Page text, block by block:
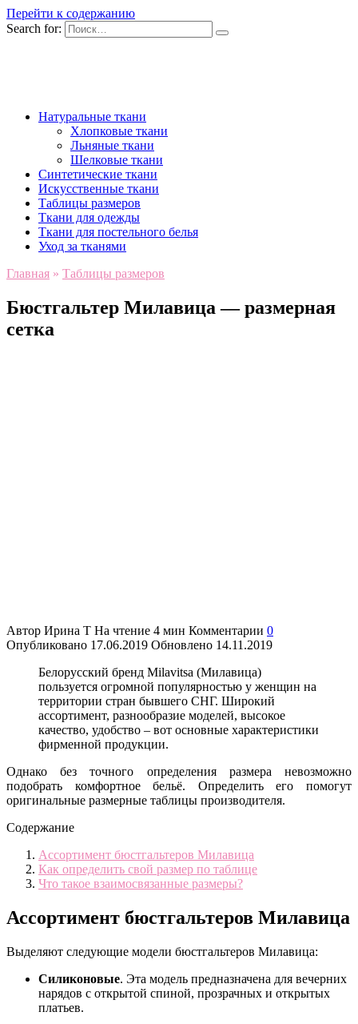
Перейти к содержанию
Search for:
Натуральные ткани
Хлопковые ткани
Льняные ткани
Шелковые ткани
Синтетические ткани
Искусственные ткани
Таблицы размеров
Ткани для одежды
Ткани для постельного белья
Уход за тканями
Главная » Таблицы размеров
Бюстгальтер Милавица — размерная
сетка
Автор Ирина Т На чтение 4 мин Комментарии 0
Опубликовано 17.06.2019 Обновлено 14.11.2019
Белорусский бренд Milavitsa (Милавица)
пользуется огромной популярностью у женщин на
территории стран бывшего СНГ. Широкий
ассортимент, разнообразие моделей, высокое
качество, удобство – вот основные характеристики
фирменной продукции.
Однако без точного определения размера невозможно
подобрать комфортное бельё. Определить его помогут
оригинальные размерные таблицы производителя.
Содержание
Ассортимент бюстгальтеров Милавица
Как определить свой размер по таблице
Что такое взаимосвязанные размеры?
Ассортимент бюстгальтеров Милавица
Выделяют следующие модели бюстгальтеров Милавица:
Силиконовые. Эта модель предназначена для вечерних
нарядов с открытой спиной, прозрачных и открытых
платьев.